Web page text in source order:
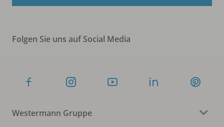
Folgen Sie uns auf Social Media
Westermann Gruppe